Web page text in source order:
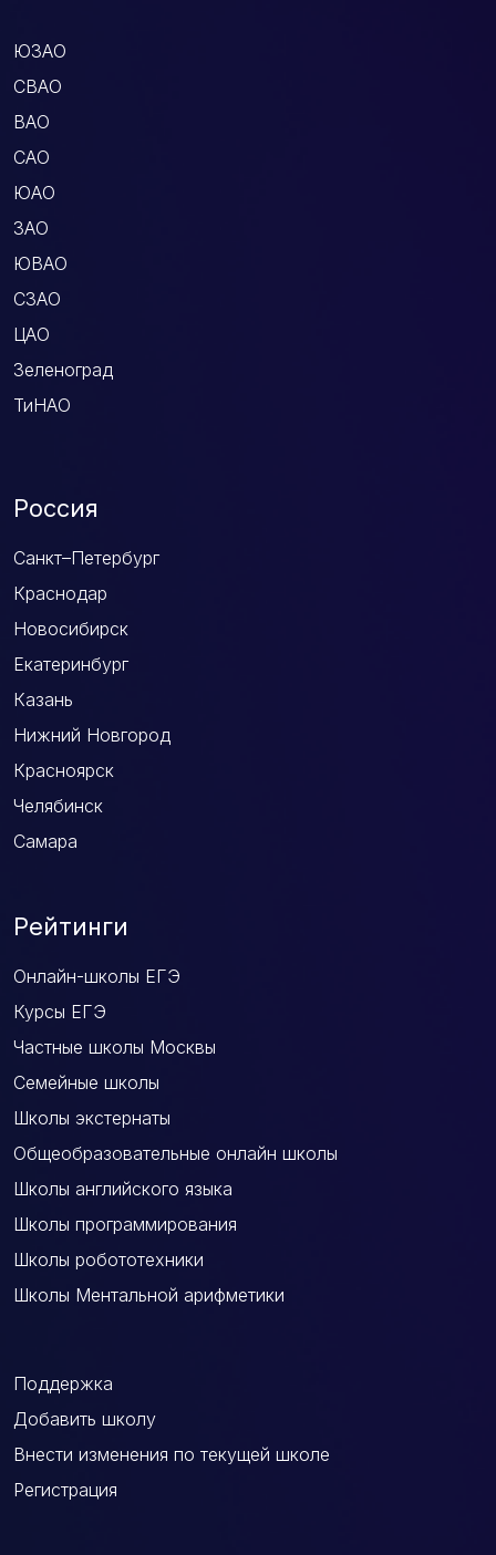
ЮЗАО
СВАО
ВАО
САО
ЮАО
ЗАО
ЮВАО
СЗАО
ЦАО
Зеленоград
ТиНАО
Россия
Санкт–Петербург
Краснодар
Новосибирск
Екатеринбург
Казань
Нижний Новгород
Красноярск
Челябинск
Самара
Рейтинги
Онлайн-школы ЕГЭ
Курсы ЕГЭ
Частные школы Москвы
Семейные школы
Школы экстернаты
Общеобразовательные онлайн школы
Школы английского языка
Школы программирования
Школы робототехники
Школы Ментальной арифметики
Поддержка
Добавить школу
Внести изменения по текущей школе
Регистрация